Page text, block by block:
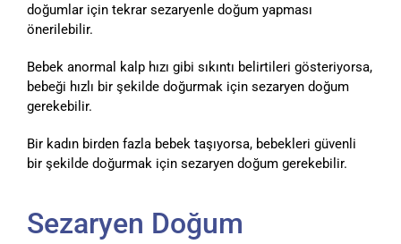
doğumlar için tekrar sezaryenle doğum yapması
önerilebilir.
Bebek anormal kalp hızı gibi sıkıntı belirtileri gösteriyorsa,
bebeği hızlı bir şekilde doğurmak için sezaryen doğum
gerekebilir.
Bir kadın birden fazla bebek taşıyorsa, bebekleri güvenli
bir şekilde doğurmak için sezaryen doğum gerekebilir.
Sezaryen Doğum